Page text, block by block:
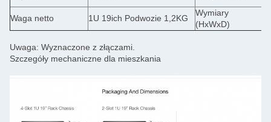
Waga netto
1U 19ich Podwozie 1,2KG
Wymiary
(HxWxD)
Uwaga: Wyznaczone z złączami.
Szczegóły mechaniczne dla mieszkania